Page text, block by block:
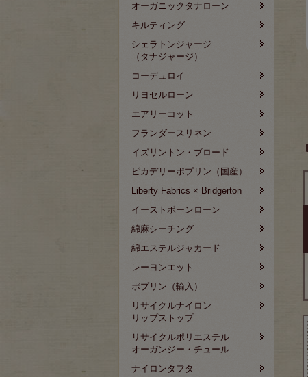
オーガニックタナローン
キルティング
シェラトンジャージ
（タナジャージ）
コーデュロイ
リヨセルローン
エアリーコット
フランダースリネン
イズリントン・ブロード
ピカデリーポプリン（国産）
Liberty Fabrics × Bridgerton
イーストボーンローン
綿麻シーチング
綿エステルジャカード
レーヨンエット
ポプリン（輸入）
リサイクルナイロン
リップストップ
リサイクルポリエステル
オーガンジー・チュール
ナイロンタフタ